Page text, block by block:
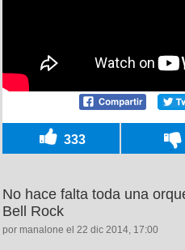
333
No hace falta toda una
Bell Rock
por manalone el 22 dic 2014, 17:00